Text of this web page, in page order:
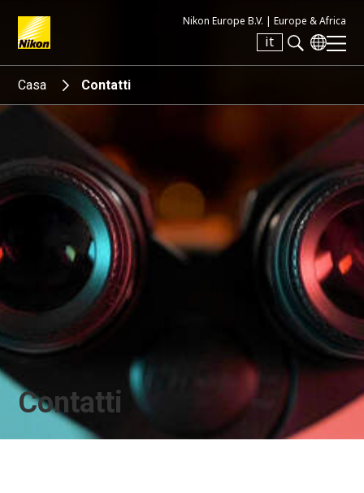
Nikon Europe B.V. | Europe & Africa
it
Search keyword(s)
Casa Contatti
Contatti